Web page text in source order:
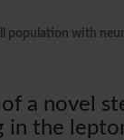
population with
a novel
in the